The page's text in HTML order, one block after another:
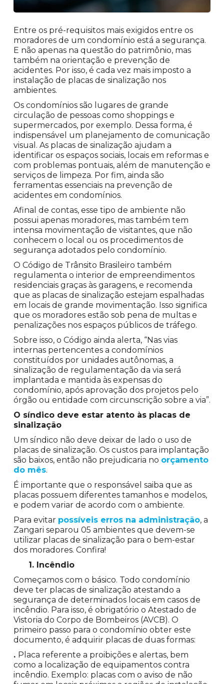
Entre os pré-requisitos mais exigidos entre os
moradores de um condomínio está a segurança.
E não apenas na questão do patrimônio, mas
também na orientação e prevenção de
acidentes. Por isso, é cada vez mais imposto a
instalação de placas de sinalização nos
ambientes.
Os condomínios são lugares de grande
circulação de pessoas como shoppings e
supermercados, por exemplo. Dessa forma, é
indispensável um planejamento de comunicação
visual. As placas de sinalização ajudam a
identificar os espaços sociais, locais em reformas e
com problemas pontuais, além de manutenção e
serviços de limpeza. Por fim, ainda são
ferramentas essenciais na prevenção de
acidentes em condomínios.
Afinal de contas, esse tipo de ambiente não
possui apenas moradores, mas também tem
intensa movimentação de visitantes, que não
conhecem o local ou os procedimentos de
segurança adotados pelo condomínio.
O Código de Trânsito Brasileiro também
regulamenta o interior de empreendimentos
residenciais graças às garagens, e recomenda
que as placas de sinalização estejam espalhadas
em locais de grande movimentação. Isso significa
que os moradores estão sob pena de multas e
penalizações nos espaços públicos de tráfego.
Sobre isso, o Código ainda alerta, “Nas vias
internas pertencentes a condomínios
constituídos por unidades autônomas, a
sinalização de regulamentação da via será
implantada e mantida às expensas do
condomínio, após aprovação dos projetos pelo
órgão ou entidade com circunscrição sobre a via”.
O síndico deve estar atento às placas de
sinalização
Um síndico não deve deixar de lado o uso de
placas de sinalização. Os custos para implantação
são baixos, então não prejudicaria no orçamento
do mês.
É importante que o responsável saiba que as
placas possuem diferentes tamanhos e modelos,
e podem variar de acordo com o ambiente.
Para evitar possíveis erros na administração, a
Zangari separou 05 ambientes que devem-se
utilizar placas de sinalização para o bem-estar
dos moradores. Confira!
1. Incêndio
Começamos com o básico. Todo condomínio
deve ter placas de sinalização atestando a
segurança de determinados locais em casos de
incêndio. Para isso, é obrigatório o Atestado de
Vistoria do Corpo de Bombeiros (AVCB). O
primeiro passo para o condomínio obter este
documento, é adquirir placas de duas formas:
. Placa referente a proibições e alertas, bem
como a localização de equipamentos contra
incêndio. Exemplo: placas com o aviso de não